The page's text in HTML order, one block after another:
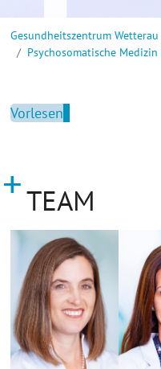
Gesundheitszentrum Wetterau
Psychosomatische
Vorlesen
TEAM